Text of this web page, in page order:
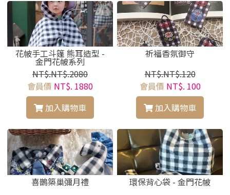
花帔手工斗篷 熊耳造型 -
金門花帔系列
NT$.NT$.2080
會員價 NT$. 1880
加入購物車
祈福香氛御守
NT$.NT$.120
會員價 NT$. 100
加入購物車
喜鵲築巢彌月禮
環保背心袋 - 金門花帔